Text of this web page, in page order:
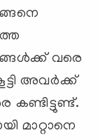
വരെ
അവര്‍ക്ക്
കണ്ടിട്ടുണ്ട്.
മാറ്റാനെ